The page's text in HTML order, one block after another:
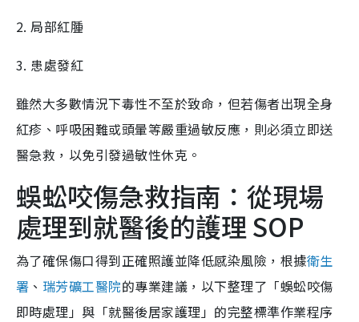
2. 局部紅腫
3. 患處發紅
雖然大多數情況下毒性不至於致命，但若傷者出現全身
紅疹、呼吸困難或頭暈等嚴重過敏反應，則必須立即送
醫急救，以免引發過敏性休克。
蜈蚣咬傷急救指南：從現場
處理到就醫後的護理 SOP
為了確保傷口得到正確照護並降低感染風險，根據衛生
署 、 瑞芳礦工醫院的專業建議，以下整理了「蜈蚣咬傷
即時處理」與「就醫後居家護理」的完整標準作業程序